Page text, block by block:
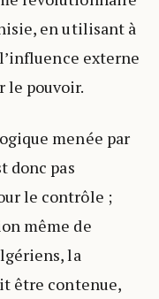
en utilisant à
externe
le pouvoir.
menée par
donc pas
le contrôle ;
même de
la
être contenue,